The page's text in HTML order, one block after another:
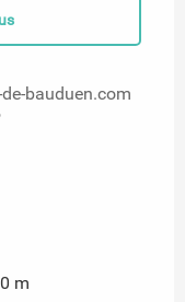
bauduen.com
m